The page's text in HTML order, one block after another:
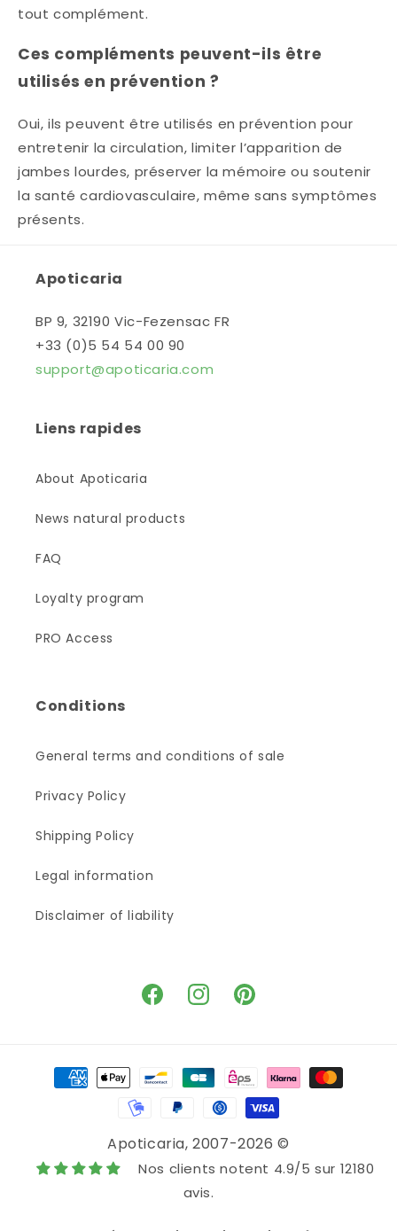
tout complément.​
Ces compléments peuvent-ils être
utilisés en prévention ?
Oui, ils peuvent être utilisés en prévention pour
entretenir la circulation, limiter l’apparition de
jambes lourdes, préserver la mémoire ou soutenir
la santé cardiovasculaire, même sans symptômes
présents.
Apoticaria
BP 9, 32190 Vic-Fezensac FR
+33 (0)5 54 54 00 90
support@apoticaria.com
Liens rapides
About Apoticaria
News natural products
FAQ
Loyalty program
PRO Access
Conditions
General terms and conditions of sale
Privacy Policy
Shipping Policy
Legal information
Disclaimer of liability
FacebookInstagramPinterest
Means
Apoticaria, 2007-2026 ©
Nos clients notent 4.9/5 sur 12180
avis.